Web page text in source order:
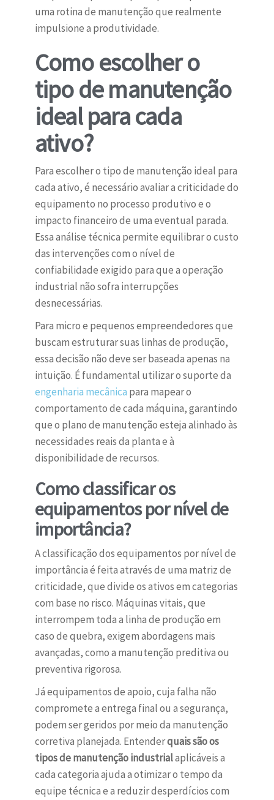
uma rotina de manutenção que realmente
impulsione a produtividade.
Como escolher o
tipo de manutenção
ideal para cada
ativo?
Para escolher o tipo de manutenção ideal para
cada ativo, é necessário avaliar a criticidade do
equipamento no processo produtivo e o
impacto financeiro de uma eventual parada.
Essa análise técnica permite equilibrar o custo
das intervenções com o nível de
confiabilidade exigido para que a operação
industrial não sofra interrupções
desnecessárias.
Para micro e pequenos empreendedores que
buscam estruturar suas linhas de produção,
essa decisão não deve ser baseada apenas na
intuição. É fundamental utilizar o suporte da
engenharia mecânica para mapear o
comportamento de cada máquina, garantindo
que o plano de manutenção esteja alinhado às
necessidades reais da planta e à
disponibilidade de recursos.
Como classificar os
equipamentos por nível de
importância?
A classificação dos equipamentos por nível de
importância é feita através de uma matriz de
criticidade, que divide os ativos em categorias
com base no risco. Máquinas vitais, que
interrompem toda a linha de produção em
caso de quebra, exigem abordagens mais
avançadas, como a manutenção preditiva ou
preventiva rigorosa.
Já equipamentos de apoio, cuja falha não
compromete a entrega final ou a segurança,
podem ser geridos por meio da manutenção
corretiva planejada. Entenderquais são os
tipos de manutenção industrialaplicáveis a
cada categoria ajuda a otimizar o tempo da
equipe técnica e a reduzir desperdícios com